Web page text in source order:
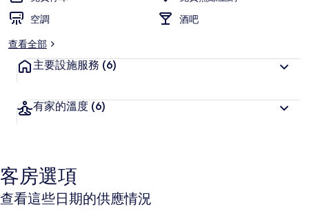
空調
酒吧
查看全部
主要設施服務 (6)
有家的溫度 (6)
客房選項
查看這些日期的供應情況